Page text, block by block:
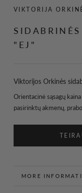
VIKTORIJA
"EJ"
Viktorijos Orkinės
Orientacinė sąsagų
pasirinktų akmenų,
MORE
VIEW IMAGES